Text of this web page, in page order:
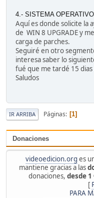
Donaciones
videoedicion.org es
mantiene gracias a las
donaciones, desde 1
[
PARA
4.- SISTEMA OPERATIVO
Aquí es donde solicite la
de WIN 8 UPGRADE y
carga de parches.
Seguiré en otro
interesa saber lo
fué que me tardé 15
Saludos
IR ARRIBA Páginas 1